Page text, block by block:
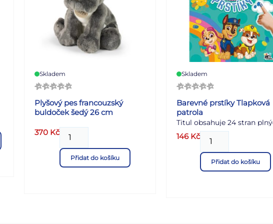
Skladem
Plyšový pes francouzský
buldoček šedý 26 cm
370 Kč
Přidat do košíku
Skladem
Barevné prstíky Tlapková
patrola
Titul obsahuje 24 stran
barevných obrázků k
dorazítkování prstíky a 6
prstových barev.
146 Kč
Přidat do košíku